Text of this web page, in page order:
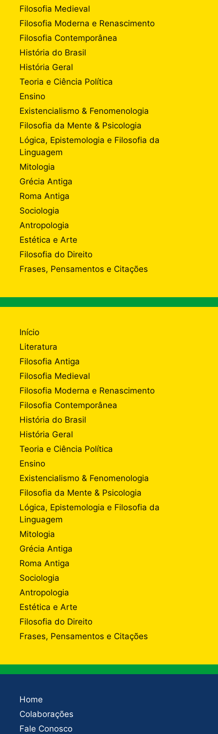
Filosofia Medieval
Filosofia Moderna e Renascimento
Filosofia Contemporânea
História do Brasil
História Geral
Teoria e Ciência Política
Ensino
Existencialismo & Fenomenologia
Filosofia da Mente & Psicologia
Lógica, Epistemologia e Filosofia da
Linguagem
Mitologia
Grécia Antiga
Roma Antiga
Sociologia
Antropologia
Estética e Arte
Filosofia do Direito
Frases, Pensamentos e Citações
Início
Literatura
Filosofia Antiga
Filosofia Medieval
Filosofia Moderna e Renascimento
Filosofia Contemporânea
História do Brasil
História Geral
Teoria e Ciência Política
Ensino
Existencialismo & Fenomenologia
Filosofia da Mente & Psicologia
Lógica, Epistemologia e Filosofia da
Linguagem
Mitologia
Grécia Antiga
Roma Antiga
Sociologia
Antropologia
Estética e Arte
Filosofia do Direito
Frases, Pensamentos e Citações
Home
Colaborações
Fale Conosco